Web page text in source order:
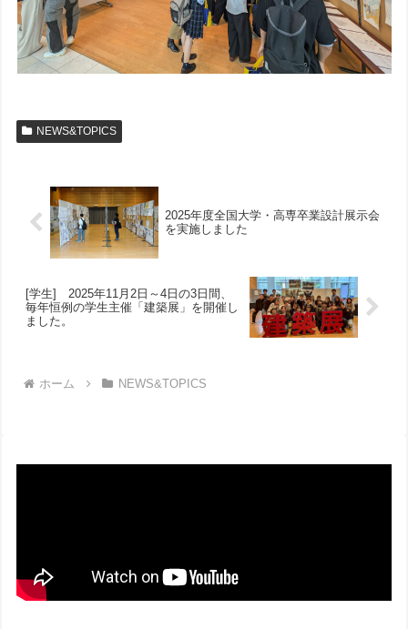
NEWS&TOPICS
2025年度全国大学・高専卒業設計展示会
を実施しました
[学生] 2025年11月2日～4日の3日間、
毎年恒例の学生主催「建築展」を開催し
ました。
ホーム NEWS&TOPICS